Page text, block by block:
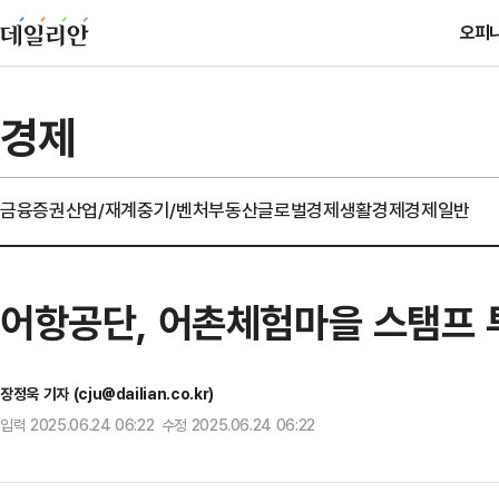
오피
경제
금융증권산업/재계중기/벤처부동산글로벌경제생활경제경제일반
어항공단, 어촌체험마을 스탬
장정욱 기자 (cju@dailian.co.kr)
입력 2025.06.24 06:22 수정 2025.06.24 06:22